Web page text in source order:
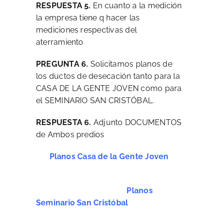
RESPUESTA 5. En cuanto a la medición
la empresa tiene q hacer las
mediciones respectivas del
aterramiento
PREGUNTA 6. Solicitamos planos de
los ductos de desecación tanto para la
CASA DE LA GENTE JOVEN como para
el SEMINARIO SAN CRISTÓBAL.
RESPUESTA 6. Adjunto DOCUMENTOS
de Ambos predios
Planos Casa de la Gente Joven
Planos
Seminario San Cristóbal